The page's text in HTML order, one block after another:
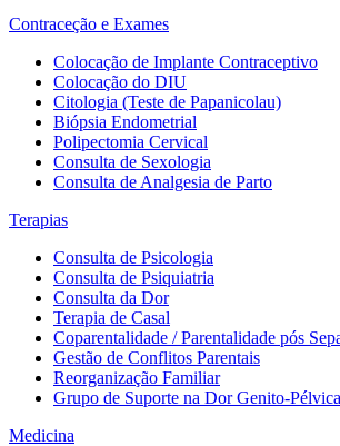
Contraceção e Exames
Colocação de Implante Contraceptivo
Colocação do DIU
Citologia (Teste de Papanicolau)
Biópsia Endometrial
Polipectomia Cervical
Consulta de Sexologia
Consulta de Analgesia de Parto
Terapias
Consulta de Psicologia
Consulta de Psiquiatria
Consulta da Dor
Terapia de Casal
Coparentalidade / Parentalidade pós
Gestão de Conflitos Parentais
Reorganização Familiar
Grupo de Suporte na Dor Genito-Pélvica
Medicina